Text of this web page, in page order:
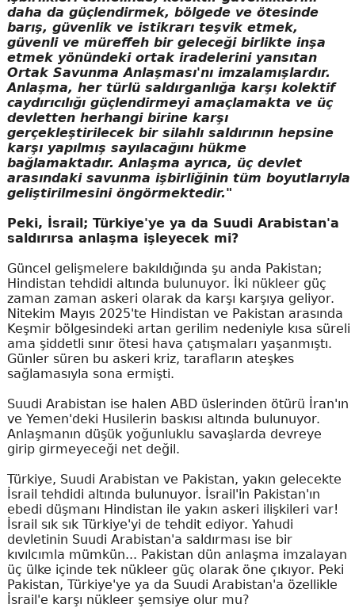
daha da güçlendirmek, bölgede ve ötesinde
barış, güvenlik ve istikrarı teşvik etmek,
güvenli ve müreffeh bir geleceği birlikte inşa
etmek yönündeki ortak iradelerini yansıtan
Ortak Savunma Anlaşması'nı imzalamışlardır.
Anlaşma, her türlü saldırganlığa karşı kolektif
caydırıcılığı güçlendirmeyi amaçlamakta ve üç
devletten herhangi birine karşı
gerçekleştirilecek bir silahlı saldırının hepsine
karşı yapılmış sayılacağını hükme
bağlamaktadır. Anlaşma ayrıca, üç devlet
arasındaki savunma işbirliğinin tüm boyutlarıyla
geliştirilmesini öngörmektedir."
Peki, İsrail; Türkiye'ye ya da Suudi Arabistan'a
saldırırsa anlaşma işleyecek mi?
Güncel gelişmelere bakıldığında şu anda Pakistan;
Hindistan tehdidi altında bulunuyor. İki nükleer güç
zaman zaman askeri olarak da karşı karşıya geliyor.
Nitekim Mayıs 2025'te Hindistan ve Pakistan arasında
Keşmir bölgesindeki artan gerilim nedeniyle kısa süreli
ama şiddetli sınır ötesi hava çatışmaları yaşanmıştı.
Günler süren bu askeri kriz, tarafların ateşkes
sağlamasıyla sona ermişti.
Suudi Arabistan ise halen ABD üslerinden ötürü İran'ın
ve Yemen'deki Husilerin baskısı altında bulunuyor.
Anlaşmanın düşük yoğunluklu savaşlarda devreye
girip girmeyeceği net değil.
Türkiye, Suudi Arabistan ve Pakistan, yakın gelecekte
İsrail tehdidi altında bulunuyor. İsrail'in Pakistan'ın
ebedi düşmanı Hindistan ile yakın askeri ilişkileri var!
İsrail sık sık Türkiye'yi de tehdit ediyor. Yahudi
devletinin Suudi Arabistan'a saldırması ise bir
kıvılcımla mümkün... Pakistan dün anlaşma imzalayan
üç ülke içinde tek nükleer güç olarak öne çıkıyor. Peki
Pakistan, Türkiye'ye ya da Suudi Arabistan'a özellikle
İsrail'e karşı nükleer şemsiye olur mu?